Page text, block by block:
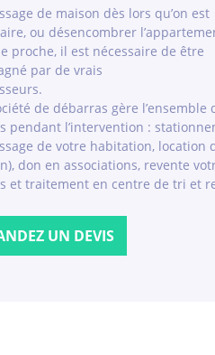
de maison dès lors qu’on est
ou désencombrer
proche, il est nécessaire de être
par de vrais
de débarras gère l’ensemble
pendant l’intervention :
de votre habitation, location
don en associations, revente
et traitement en centre de tri et
UN DEVIS